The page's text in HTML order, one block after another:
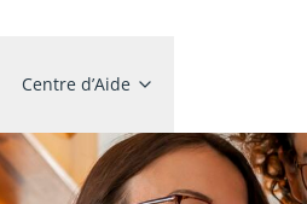
Centre d’Aide